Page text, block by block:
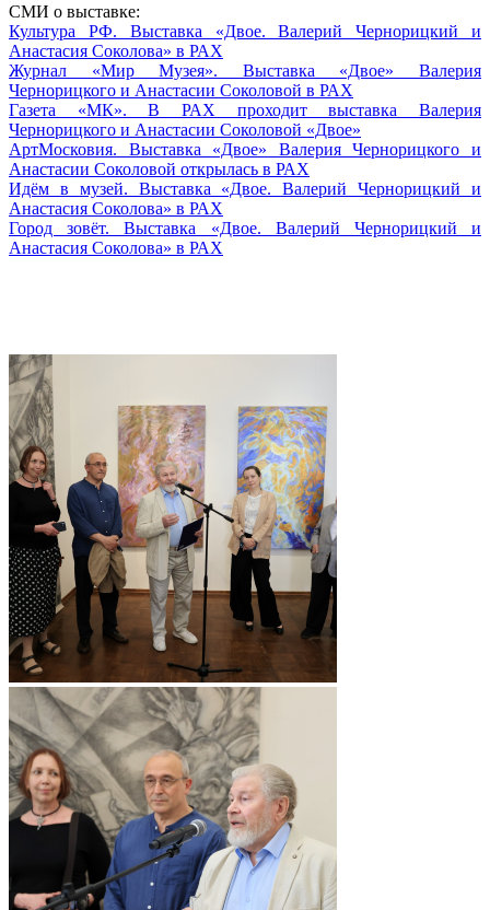
СМИ о выставке:
Культура РФ. Выставка «Двое. Валерий Чернорицкий и
Анастасия Соколова» в РАХ
Журнал «Мир Музея». Выставка «Двое» Валерия
Чернорицкого и Анастасии Соколовой в РАХ
Газета «МК». В РАХ проходит выставка Валерия
Чернорицкого и Анастасии Соколовой «Двое»
АртМосковия. Выставка «Двое» Валерия Чернорицкого и
Анастасии Соколовой открылась в РАХ
Идём в музей. Выставка «Двое. Валерий Чернорицкий и
Анастасия Соколова» в РАХ
Город зовёт. Выставка «Двое. Валерий Чернорицкий и
Анастасия Соколова» в РАХ